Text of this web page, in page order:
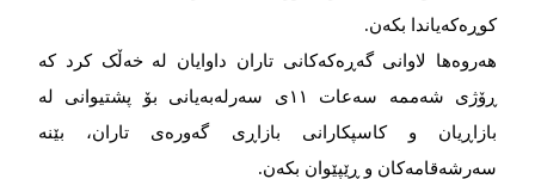
کوڕەکەیاندا بکەن.
هەروەها لاوانی گەڕەکەکانی تاران داوایان لە خەڵک کرد کە
ڕۆژی شەممە سەعات ١١ی سەرلەبەیانی بۆ پشتیوانی لە
بازاڕیان و کاسپکارانی بازاڕی گەورەی تاران، بێنە
سەرشەقامەکان و ڕێپێوان بکەن.